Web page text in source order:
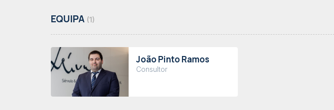
EQUIPA (1)
João Pinto Ramos
Consultor